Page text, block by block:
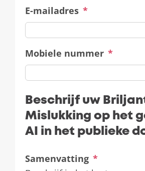
E-mailadres *
Mobiele nummer *
Beschrijf uw
Mislukking op het
AI in het publieke
Samenvatting *